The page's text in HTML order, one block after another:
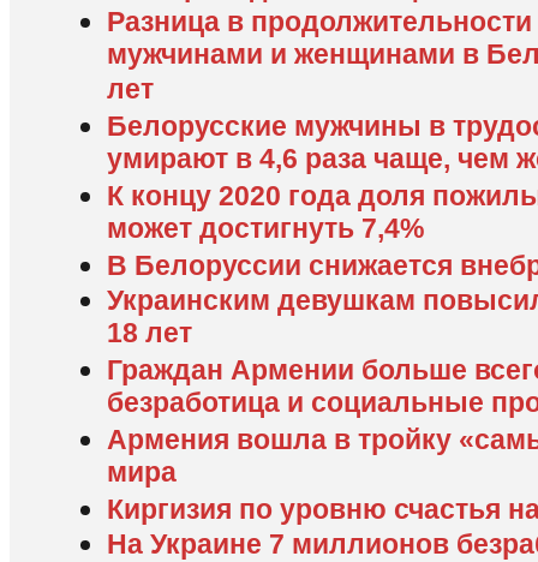
Разница в
мужчинами и женщинами в
лет
Белорусские мужчины в
умирают в 4,6 раза чаще, чем
К концу 2020 года доля
может достигнуть 7,4%
В Белоруссии снижается
Украинским девушкам
18 лет
Граждан Армении больше
безработица и социальные
Армения вошла в тройку
мира
Киргизия по уровню счастья
На Украине 7 миллионов